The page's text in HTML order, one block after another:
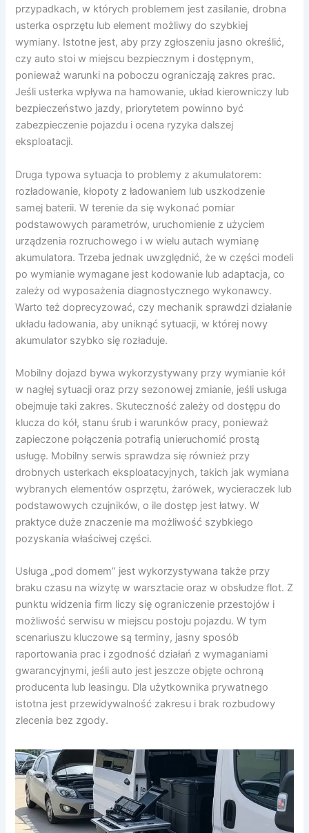
przypadkach, w których problemem jest zasilanie, drobna
usterka osprzętu lub element możliwy do szybkiej
wymiany. Istotne jest, aby przy zgłoszeniu jasno określić,
czy auto stoi w miejscu bezpiecznym i dostępnym,
ponieważ warunki na poboczu ograniczają zakres prac.
Jeśli usterka wpływa na hamowanie, układ kierowniczy lub
bezpieczeństwo jazdy, priorytetem powinno być
zabezpieczenie pojazdu i ocena ryzyka dalszej
eksploatacji.
Druga typowa sytuacja to problemy z akumulatorem:
rozładowanie, kłopoty z ładowaniem lub uszkodzenie
samej baterii. W terenie da się wykonać pomiar
podstawowych parametrów, uruchomienie z użyciem
urządzenia rozruchowego i w wielu autach wymianę
akumulatora. Trzeba jednak uwzględnić, że w części modeli
po wymianie wymagane jest kodowanie lub adaptacja, co
zależy od wyposażenia diagnostycznego wykonawcy.
Warto też doprecyzować, czy mechanik sprawdzi działanie
układu ładowania, aby uniknąć sytuacji, w której nowy
akumulator szybko się rozładuje.
Mobilny dojazd bywa wykorzystywany przy wymianie kół
w nagłej sytuacji oraz przy sezonowej zmianie, jeśli usługa
obejmuje taki zakres. Skuteczność zależy od dostępu do
klucza do kół, stanu śrub i warunków pracy, ponieważ
zapieczone połączenia potrafią unieruchomić prostą
usługę. Mobilny serwis sprawdza się również przy
drobnych usterkach eksploatacyjnych, takich jak wymiana
wybranych elementów osprzętu, żarówek, wycieraczek lub
podstawowych czujników, o ile dostęp jest łatwy. W
praktyce duże znaczenie ma możliwość szybkiego
pozyskania właściwej części.
Usługa „pod domem” jest wykorzystywana także przy
braku czasu na wizytę w warsztacie oraz w obsłudze flot. Z
punktu widzenia firm liczy się ograniczenie przestojów i
możliwość serwisu w miejscu postoju pojazdu. W tym
scenariuszu kluczowe są terminy, jasny sposób
raportowania prac i zgodność działań z wymaganiami
gwarancyjnymi, jeśli auto jest jeszcze objęte ochroną
producenta lub leasingu. Dla użytkownika prywatnego
istotna jest przewidywalność zakresu i brak rozbudowy
zlecenia bez zgody.